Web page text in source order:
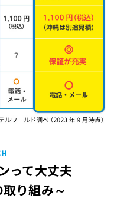
って大丈夫
り組み～